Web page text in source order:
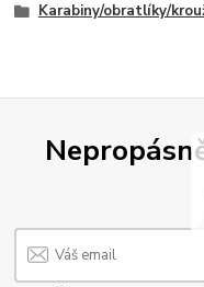
Karabiny/obratlíky/